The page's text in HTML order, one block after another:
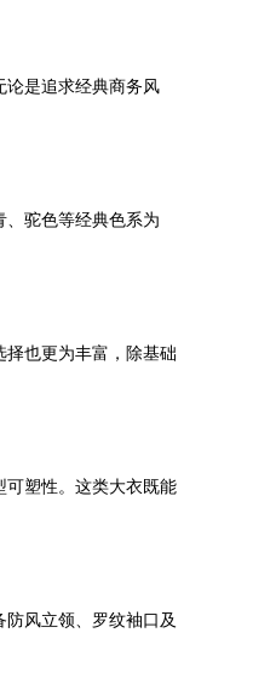
论是追求经典商务风
驼色等经典色系为
也更为丰富，除基础
可塑性。这类大衣既能
风立领、罗纹袖口及